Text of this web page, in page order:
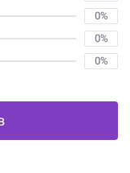
0%
0%
0%